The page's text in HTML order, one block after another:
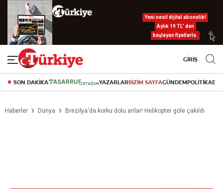
Yeni nesil dijital abonelik!
Aylık 19 TL’ den
başlayan fiyatlarla.
GİRİŞ
SON DAKİKA YAZARLARBİZİM SAYFAGÜNDEMPOLİTİKA
Haberler Dünya Brezilya'da korku dolu anlar! Helikopter göle çakıldı